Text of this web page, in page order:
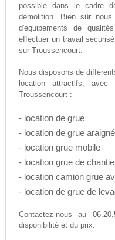
possible dans le cadre
démolition. Bien sûr
d'équipements de
effectuer un travail
sur Troussencourt.
Nous disposons de
location attractifs,
Troussencourt :
- location de grue
- location de grue
- location grue mobile
- location grue de
- location camion grue
- location de grue de
Contactez-nous au
disponibilité et du prix.